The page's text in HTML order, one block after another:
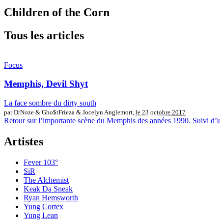
Children of the Corn
Tous les articles
Focus
Memphis, Devil Shyt
La face sombre du dirty south
par DrNoze & Gho$tFrieza & Jocelyn Anglemort, le 23 octobre 2017
Retour sur l’importante scène du Memphis des années 1990. Suivi
Artistes
Fever 103°
SiR
The Alchemist
Keak Da Sneak
Ryan Hemsworth
Yung Cortex
Yung Lean